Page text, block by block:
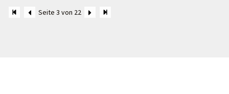
Seite 3 von 22